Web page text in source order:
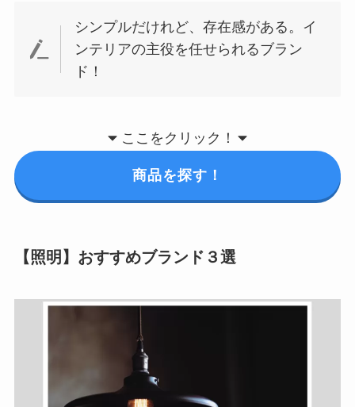
シンプルだけれど、存在感がある。イ
ンテリアの主役を任せられるブラン
ド！
ここをクリック！
商品を探す！
【照明】おすすめブランド３選